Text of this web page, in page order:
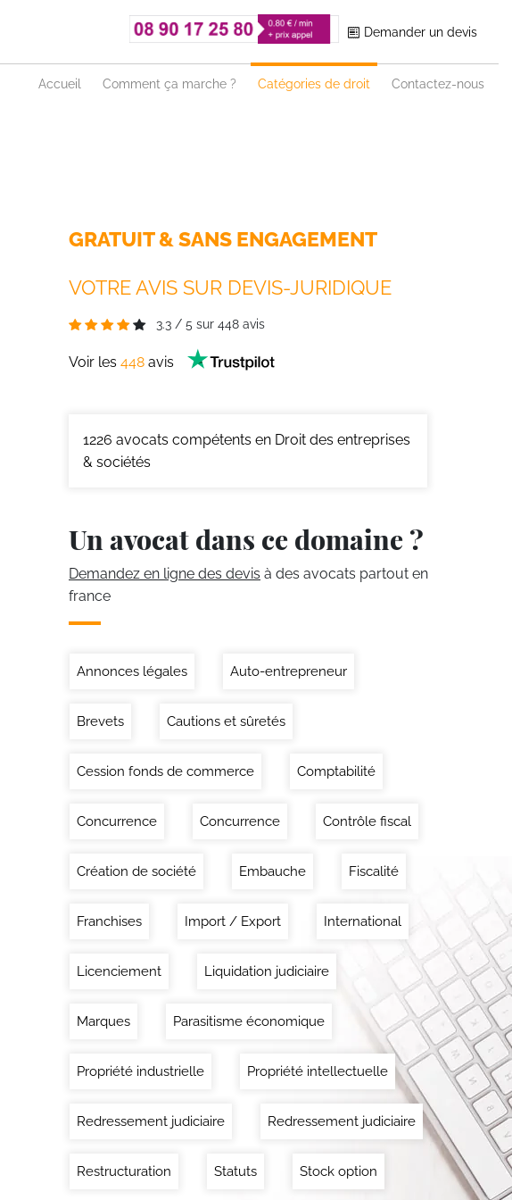
Demander un devis
Accueil Comment ça marche ? Catégories de droit Contactez-nous
GRATUIT & SANS ENGAGEMENT
VOTRE AVIS SUR DEVIS-JURIDIQUE
3.3 / 5 sur 448 avis
Voir les 448 avis
1226 avocats compétents en Droit des entreprises
& sociétés
Un avocat dans ce domaine ?
Demandez en ligne des devis à des avocats partout en
france
Annonces légales Auto-entrepreneur
Brevets Cautions et sûretés
Cession fonds de commerce Comptabilité
Concurrence Concurrence Contrôle fiscal
Création de société Embauche Fiscalité
Franchises Import / Export International
Licenciement Liquidation judiciaire
Marques Parasitisme économique
Propriété industrielle Propriété intellectuelle
Redressement judiciaire Redressement judiciaire
Restructuration Statuts Stock option